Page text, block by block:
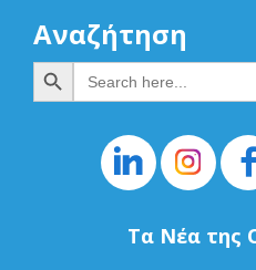
Αναζήτηση
Search
for:
Search Button
Τα Νέα της